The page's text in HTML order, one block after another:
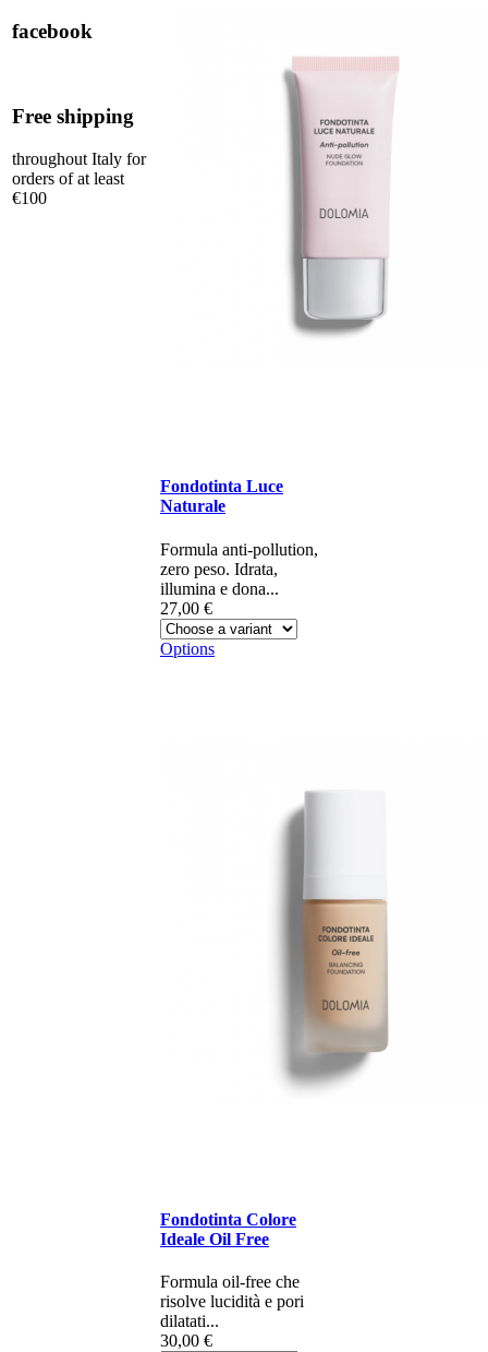
facebook
Free shipping
throughout Italy for
orders of at least
€100
Fondotinta Luce
Naturale
Formula anti-pollution,
zero peso. Idrata,
illumina e dona...
27,00 €
Options
Fondotinta Colore
Ideale Oil Free
Formula oil-free che
risolve lucidità e pori
dilatati...
30,00 €